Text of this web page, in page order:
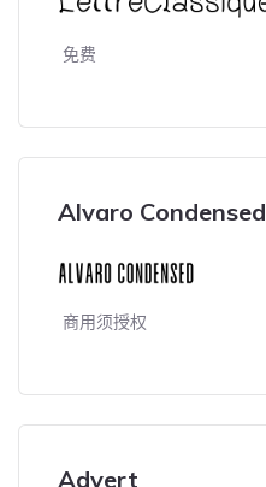
免费
Alvaro Condensed
商用须授权
Advert